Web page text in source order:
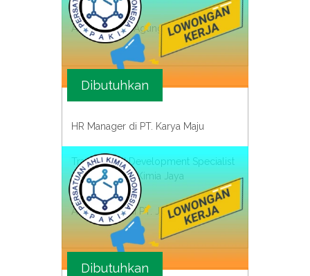
Auditor di PT. Agung Sentosa
Dibutuhkan
HR Manager di PT. Karya Maju
Training and Development Specialist
di Lab. Umum Kimia Jaya
Administrasi di PT. Jaya Abadi
Dibutuhkan